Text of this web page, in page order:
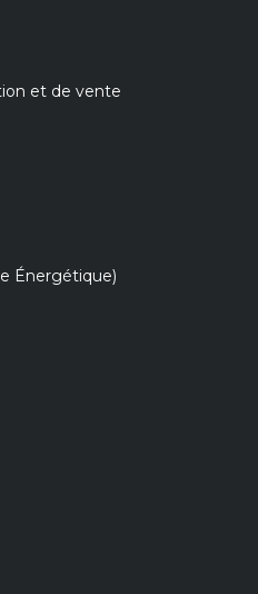
et de vente
Énergétique)